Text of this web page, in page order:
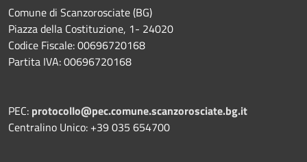
Comune di Scanzorosciate (BG)
Piazza della Costituzione, 1- 24020
Codice Fiscale: 00696720168
Partita IVA: 00696720168
PEC: protocollo@pec.comune.scanzorosciate.bg.it
Centralino Unico: +39 035 654700